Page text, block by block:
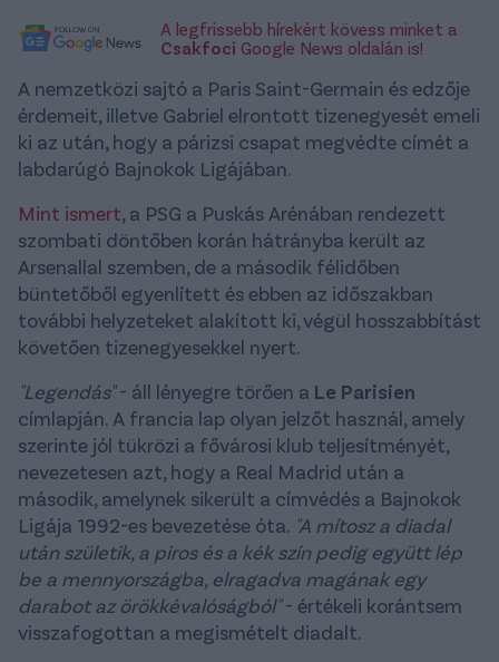
A legfrissebb hírekért kövess minket a
Csakfoci Google News oldalán is!
A nemzetközi sajtó a Paris Saint-Germain és edzője
érdemeit, illetve Gabriel elrontott tizenegyesét emeli
ki az után, hogy a párizsi csapat megvédte címét a
labdarúgó Bajnokok Ligájában.
Mint ismert, a PSG a Puskás Arénában rendezett
szombati döntőben korán hátrányba került az
Arsenallal szemben, de a második félidőben
büntetőből egyenlített és ebben az időszakban
további helyzeteket alakított ki, végül hosszabbítást
követően tizenegyesekkel nyert.
"Legendás"- áll lényegre törően a Le Parisien
címlapján. A francia lap olyan jelzőt használ, amely
szerinte jól tükrözi a fővárosi klub teljesítményét,
nevezetesen azt, hogy a Real Madrid után a
második, amelynek sikerült a címvédés a Bajnokok
Ligája 1992-es bevezetése óta. "A mítosz a diadal
után születik, a piros és a kék szín pedig együtt lép
be a mennyországba, elragadva magának egy
darabot az örökkévalóságból"- értékeli korántsem
visszafogottan a megismételt diadalt.